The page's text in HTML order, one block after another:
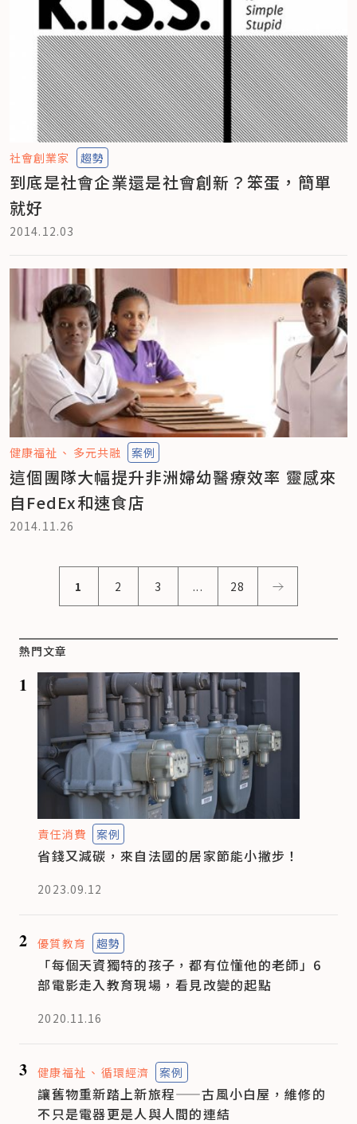
社會創業家 趨勢
到底是社會企業還是社會創新？笨蛋，簡單
就好
2014.12.03
健康福祉 多元共融 案例
這個團隊大幅提升非洲婦幼醫療效率 靈感來
自FedEx和速食店
2014.11.26
1 2 3 ... 28
熱門文章
1
責任消費 案例
省錢又減碳，來自法國的居家節能小撇步！
2023.09.12
2 優質教育 趨勢
「每個天資獨特的孩子，都有位懂他的老師」6
部電影走入教育現場，看見改變的起點
2020.11.16
3 健康福祉 循環經濟 案例
讓舊物重新踏上新旅程——古風小白屋，維修的
不只是電器更是人與人間的連結